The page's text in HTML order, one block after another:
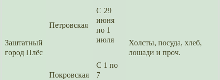
Заштатный
город Плёс
Петровс­кая
С 29
июня
по 1
июля
Холсты, посуда, хлеб,
лошади и проч.
Покровс­кая
С 1 по
7